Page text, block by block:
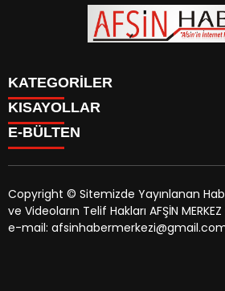
KATEGORİLER
SİYASET
EĞİTİM
MAGAZİN
MANŞETLER
ÖZEL HABER
KISAYOLLAR
SİYASET
EĞİTİM
KÜLTÜR SANAT
MAGAZİN
MANŞETLER
E-BÜLTEN
afsinhaber.com e-bültenine abone
duyuru ve kampanya içerikli e-
Copyright © Sitemizde Yayınlanan
ve Videoların Telif Hakları AFŞİN
e-mail: